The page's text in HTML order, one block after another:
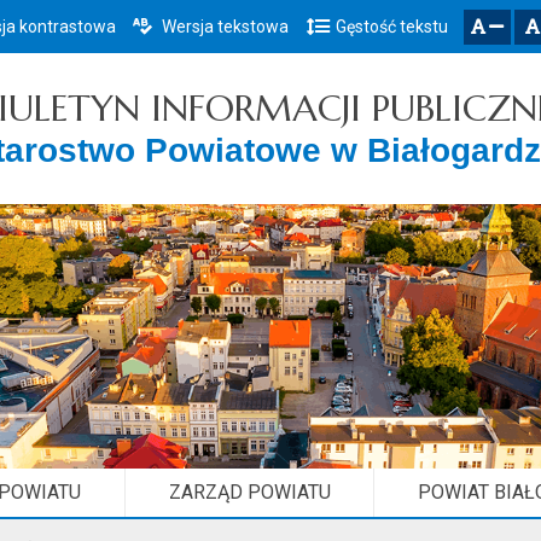
Przejdź do głównego menu
Przejdź do treści
Przejdź do mapy serwisu
kontrastowa Wersja tekstowa Gęstość tekstu
INFORMACJI
Powiatowe w
ZARZĄD POWIATU POWIAT